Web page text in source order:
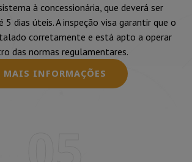
à concessionária, que deverá ser
5 dias úteis. A inspeção visa garantir que o
corretamente e está apto a operar
das normas regulamentares.
MAIS INFORMAÇÕES